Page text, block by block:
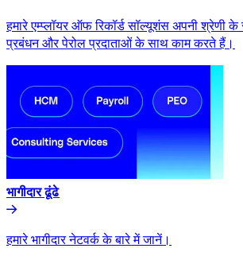
हमारे एम्प्लॉयर ऑफ रिकॉर्ड सॉल्यूशंस अपनी श्रेणी
प्रबंधन और पेरोल प्रदाताओं के साथ काम करते हैं।​​
भागीदार ढूंढे​​
हमारे भागीदार नेटवर्क के बारे में जानें।​​